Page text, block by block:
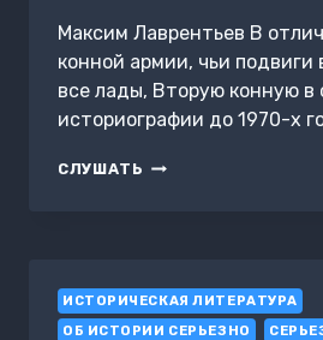
Максим Лаврентьев В
конной армии, чьи подвиги
все лады, Вторую конную в
историографии до 1970-х
СЛУШАТЬ ГРАЖДАНИН-
ИСТОРИЧЕСКАЯ ЛИТЕРАТУРА
ОБ ИСТОРИИ СЕРЬЕЗНО